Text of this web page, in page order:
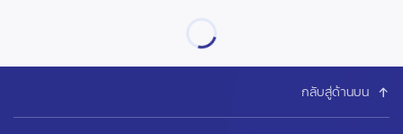
กลับสู่ด้านบน